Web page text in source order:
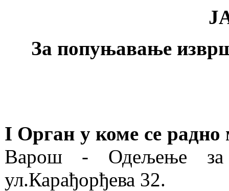
За попуњавање
I Орган у коме се
Варош - Одељење за
ул.Карађорђева 32.